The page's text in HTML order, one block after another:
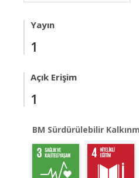
Yayın
1
Açık Erişim
1
BM Sürdürülebilir